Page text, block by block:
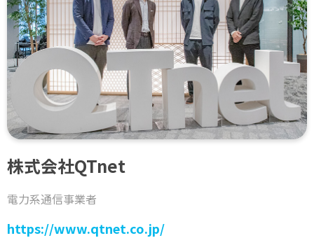
株式会社QTnet
電力系通信事業者
https://www.qtnet.co.jp/